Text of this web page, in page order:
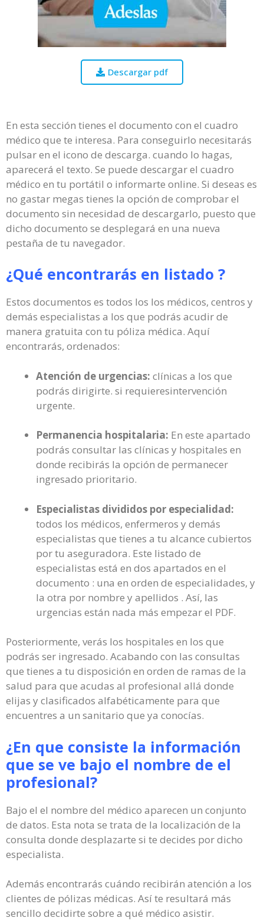
Descargar pdf
En esta sección tienes el documento con el cuadro
médico que te interesa. Para conseguirlo necesitarás
pulsar en el icono de descarga. cuando lo hagas,
aparecerá el texto. Se puede descargar el cuadro
médico en tu portátil o informarte online. Si deseas es
no gastar megas tienes la opción de comprobar el
documento sin necesidad de descargarlo, puesto que
dicho documento se desplegará en una nueva
pestaña de tu navegador.
¿Qué encontrarás en listado ?
Estos documentos es todos los los médicos, centros y
demás especialistas a los que podrás acudir de
manera gratuita con tu póliza médica. Aquí
encontrarás, ordenados:
Atención de urgencias: clínicas a los que
podrás dirigirte. si requieresintervención
urgente.
Permanencia hospitalaria: En este apartado
podrás consultar las clínicas y hospitales en
donde recibirás la opción de permanecer
ingresado prioritario.
Especialistas divididos por especialidad:
todos los médicos, enfermeros y demás
especialistas que tienes a tu alcance cubiertos
por tu aseguradora. Este listado de
especialistas está en dos apartados en el
documento : una en orden de especialidades, y
la otra por nombre y apellidos . Así, las
urgencias están nada más empezar el PDF.
Posteriormente, verás los hospitales en los que
podrás ser ingresado. Acabando con las consultas
que tienes a tu disposición en orden de ramas de la
salud para que acudas al profesional allá donde
elijas y clasificados alfabéticamente para que
encuentres a un sanitario que ya conocías.
¿En que consiste la información
que se ve bajo el nombre de el
profesional?
Bajo el el nombre del médico aparecen un conjunto
de datos. Esta nota se trata de la localización de la
consulta donde desplazarte si te decides por dicho
especialista.
Además encontrarás cuándo recibirán atención a los
clientes de pólizas médicas. Así te resultará más
sencillo decidirte sobre a qué médico asistir.